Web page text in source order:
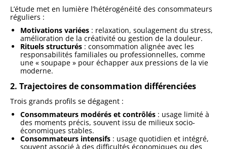
L’étude met en lumière l’hétérogénéité des consommateurs
réguliers :
Motivations variées : relaxation, soulagement du stress,
amélioration de la créativité ou gestion de la douleur.
Rituels structurés : consommation alignée avec les
responsabilités familiales ou professionnelles, comme
une « soupape » pour échapper aux pressions de la vie
moderne.
2. Trajectoires de consommation différenciées
Trois grands profils se dégagent :
Consommateurs modérés et contrôlés : usage limité à
des moments précis, souvent issu de milieux socio-
économiques stables.
Consommateurs intensifs : usage quotidien et intégré,
souvent associé à des difficultés économiques ou des